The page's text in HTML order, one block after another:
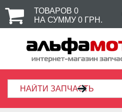
ТОВАРОВ 0
НА СУММУ 0 ГРН.